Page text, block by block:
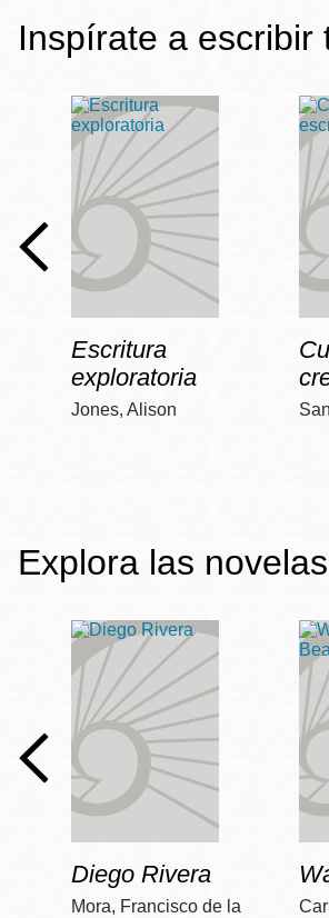
Inspírate a escribir
Escritura
exploratoria
Jones, Alison
Explora las
Diego Rivera
Mora, Francisco de la